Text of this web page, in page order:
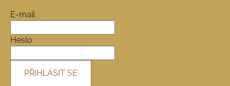
E-mail
Heslo
PŘIHLÁSIT SE